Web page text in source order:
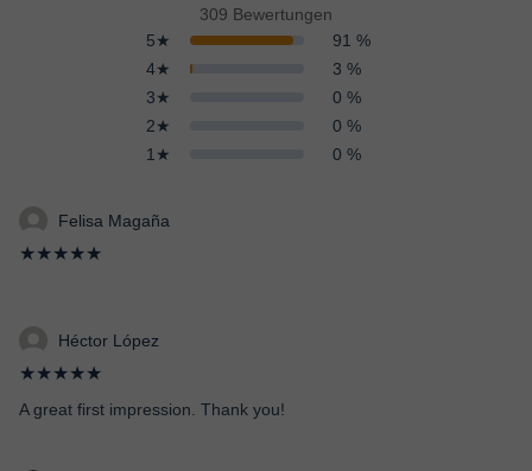
309 Bewertungen
5★
91 %
4★
3 %
3★
0 %
2★
0 %
1★
0 %
Felisa Magaña
★★★★★
Héctor López
★★★★★
A great first impression. Thank you!